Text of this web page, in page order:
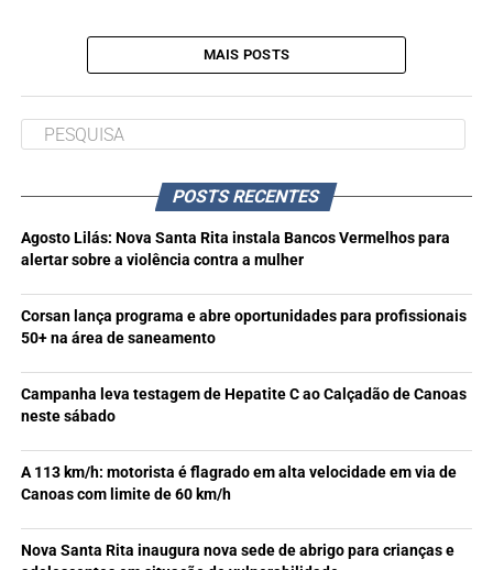
MAIS POSTS
POSTS RECENTES
Agosto Lilás: Nova Santa Rita instala Bancos Vermelhos para
alertar sobre a violência contra a mulher
Corsan lança programa e abre oportunidades para profissionais
50+ na área de saneamento
Campanha leva testagem de Hepatite C ao Calçadão de Canoas
neste sábado
A 113 km/h: motorista é flagrado em alta velocidade em via de
Canoas com limite de 60 km/h
Nova Santa Rita inaugura nova sede de abrigo para crianças e